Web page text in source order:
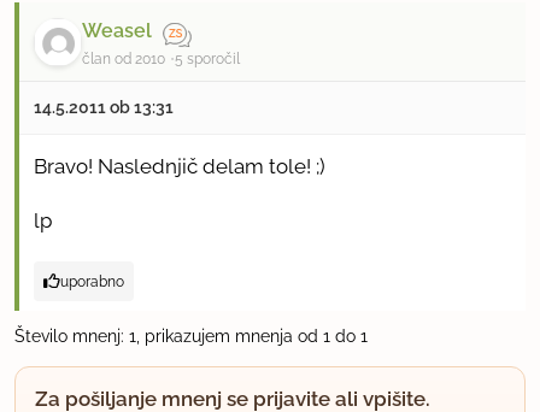
Weasel
član od 2010 5 sporočil
14.5.2011 ob 13:31
Bravo! Naslednjič delam tole! ;)
lp
uporabno
Število mnenj: 1, prikazujem mnenja od 1 do 1
Za pošiljanje mnenj se prijavite ali vpišite.